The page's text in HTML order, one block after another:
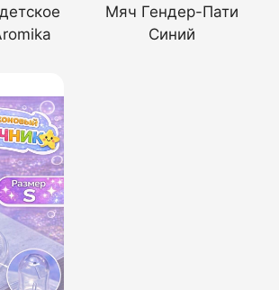
Мяч Гендер-Пати
Синий